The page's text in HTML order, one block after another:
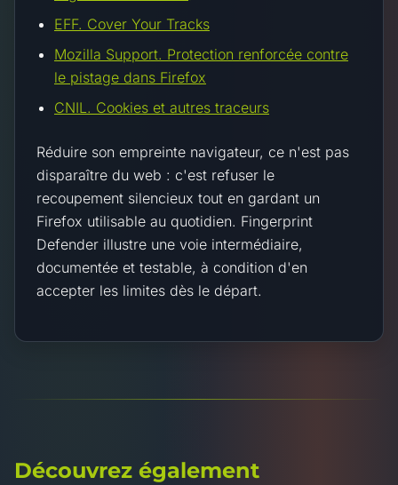
EFF. Cover Your Tracks
Mozilla Support. Protection renforcée contre
le pistage dans Firefox
CNIL. Cookies et autres traceurs
Réduire son empreinte navigateur, ce n'est pas
disparaître du web : c'est refuser le
recoupement silencieux tout en gardant un
Firefox utilisable au quotidien. Fingerprint
Defender illustre une voie intermédiaire,
documentée et testable, à condition d'en
accepter les limites dès le départ.
Découvrez également